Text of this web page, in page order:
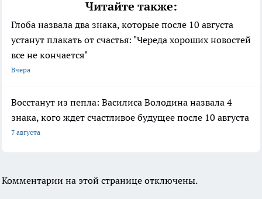
Читайте также:
Глоба назвала два знака, которые после 10 августа
устанут плакать от счастья: "Череда хороших новостей
все не кончается"
Вчера
Восстанут из пепла: Василиса Володина назвала 4
знака, кого ждет счастливое будущее после 10 августа
7 августа
Комментарии на этой странице отключены.